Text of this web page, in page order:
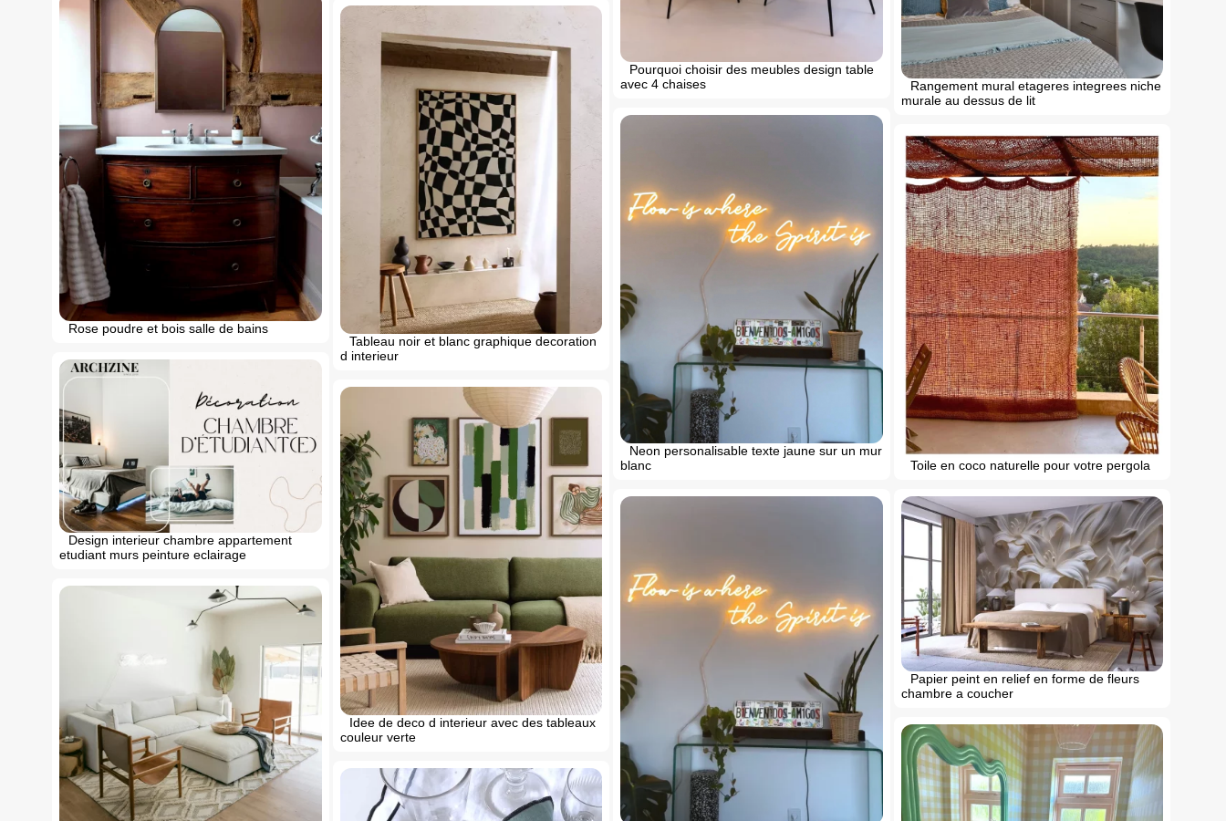
Pourquoi choisir des meubles design table
avec 4 chaises
Rangement mural etageres integrees niche
murale au dessus de lit
Rose poudre et bois salle de bains
Tableau noir et blanc graphique decoration
d interieur
Neon personalisable texte jaune sur un mur
blanc
Toile en coco naturelle pour votre pergola
Design interieur chambre appartement
etudiant murs peinture eclairage
Idee de deco d interieur avec des tableaux
couleur verte
Papier peint en relief en forme de fleurs
chambre a coucher